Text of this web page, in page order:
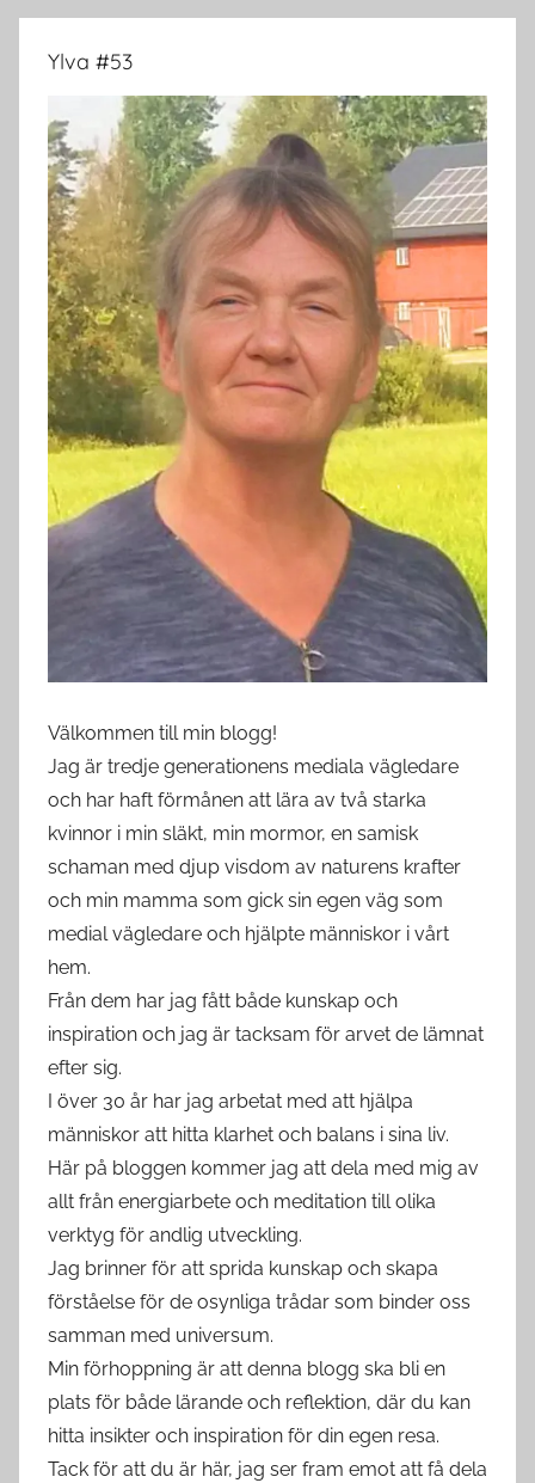
Ylva #53
Välkommen till min blogg!
Jag är tredje generationens mediala vägledare
och har haft förmånen att lära av två starka
kvinnor i min släkt, min mormor, en samisk
schaman med djup visdom av naturens krafter
och min mamma som gick sin egen väg som
medial vägledare och hjälpte människor i vårt
hem.
Från dem har jag fått både kunskap och
inspiration och jag är tacksam för arvet de lämnat
efter sig.
I över 30 år har jag arbetat med att hjälpa
människor att hitta klarhet och balans i sina liv.
Här på bloggen kommer jag att dela med mig av
allt från energiarbete och meditation till olika
verktyg för andlig utveckling.
Jag brinner för att sprida kunskap och skapa
förståelse för de osynliga trådar som binder oss
samman med universum.
Min förhoppning är att denna blogg ska bli en
plats för både lärande och reflektion, där du kan
hitta insikter och inspiration för din egen resa.
Tack för att du är här, jag ser fram emot att få dela